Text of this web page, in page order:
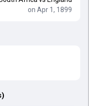
on Apr 1, 1899